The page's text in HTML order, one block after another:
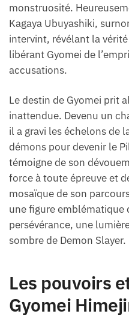
monstruosité.
Kagaya Ubuyashiki,
intervint, révélant la
libérant Gyomei de
accusations.
Le destin de Gyomei prit
inattendue. Devenu un
il a gravi les échelons de
démons pour devenir le
témoigne de son
force à toute épreuve et
mosaïque de son
une figure emblématique
persévérance, une
sombre de Demon Slayer.
Les pouvoirs
Gyomei